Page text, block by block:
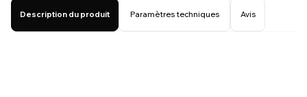
Description du produit Paramètres techniques Avis